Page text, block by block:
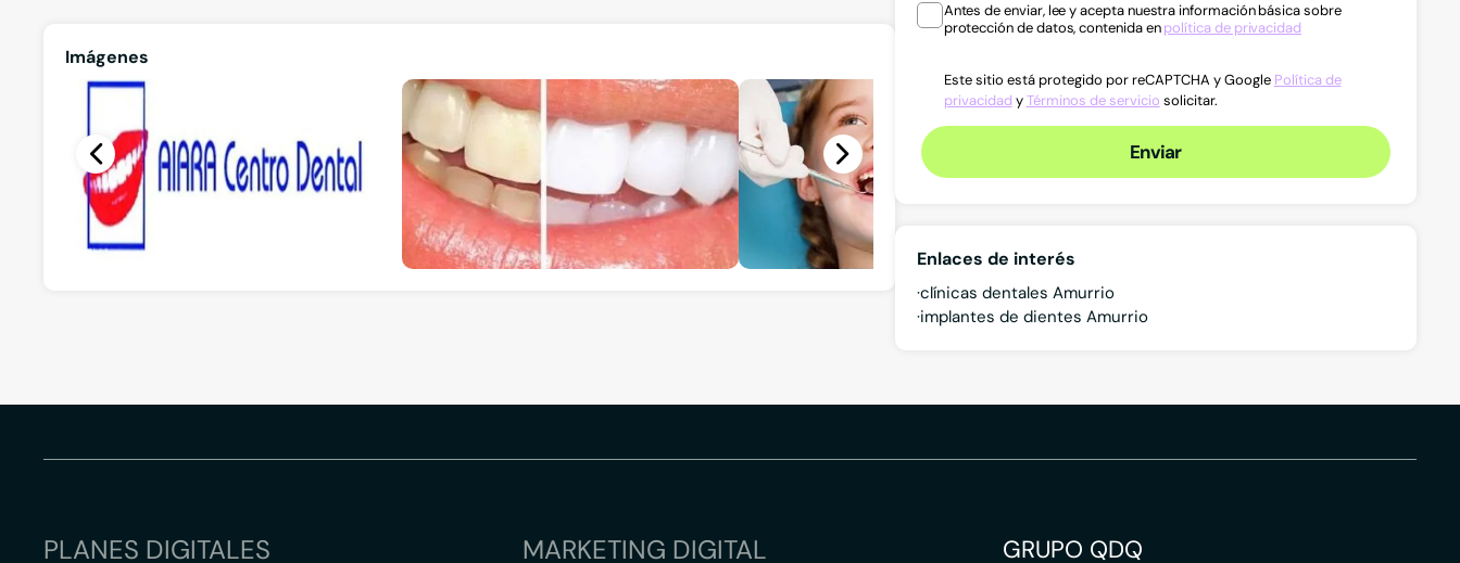
Imágenes
Antes de enviar, lee y acepta nuestra información básica sobre
protección de datos, contenida enpolítica de privacidad
Este sitio está protegido por reCAPTCHA y Google Política de
privacidad yTérminos de servicio solicitar.
Enviar
Enlaces de interés
clínicas dentales Amurrio
implantes de dientes Amurrio
PLANES DIGITALES MARKETING DIGITAL
GRUPO QDQ